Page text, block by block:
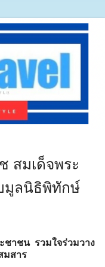
สมเด็จพระ
มูลนิธิพิทักษ์
ชาชน รวมใจร่วมวาง
มสาร